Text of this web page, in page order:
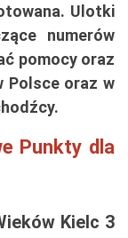
Ulotki
numerów
pomocy oraz
Polsce oraz w
Punkty dla
Kielc 3